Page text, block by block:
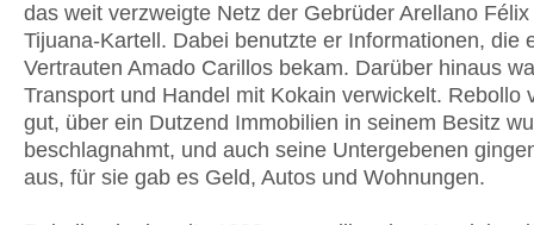
das weit verzweigte Netz der Gebrüder Arellano
Tijuana-Kartell. Dabei benutzte er Informationen, die
Vertrauten Amado Carillos bekam. Darüber hinaus
Transport und Handel mit Kokain verwickelt. Rebollo
gut, über ein Dutzend Immobilien in seinem Besitz
beschlagnahmt, und auch seine Untergebenen
aus, für sie gab es Geld, Autos und Wohnungen.